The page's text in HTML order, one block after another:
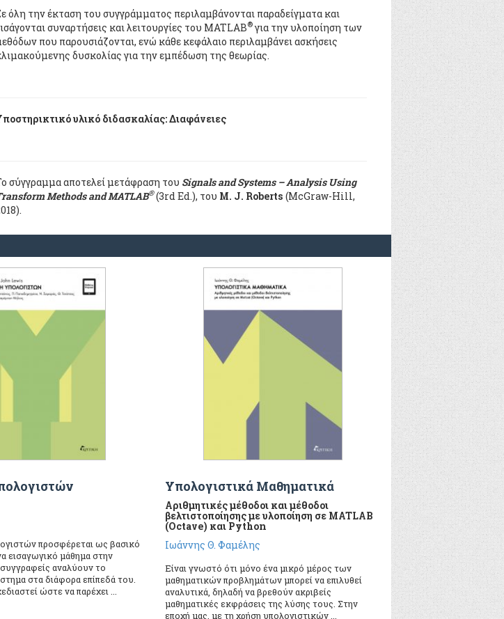
όλη την έκταση του συγγράμματος περιλαμβάνονται παραδείγματα και
συναρτήσεις και λειτουργίες του MATLAB®για την υλοποίηση των
που παρουσιάζονται, ενώ κάθε κεφάλαιο περιλαμβάνει ασκήσεις
δυσκολίας για την εμπέδωση της θεωρίας.
υλικό διδασκαλίας: Διαφάνειες
σύγγραμμα αποτελεί μετάφραση του Signals and Systems – Analysis Using
Methods and MATLAB® (3rd Ed.), του M. J. Roberts (McGraw-Hill,
προσφέρεται ως βασικό
εισαγωγικό μάθημα στην
αναλύουν το
στα διάφορα επίπεδά του.
ώστε να παρέχει ...
Υπολογιστικά Μαθηματικά
Αριθμητικές μέθοδοι και μέθοδοι
βελτιστοποίησης με υλοποίηση σε MATLAB
(Octave) και Python
Ιωάννης Θ. Φαμέλης
Είναι γνωστό ότι μόνο ένα μικρό μέρος των
μαθηματικών προβλημάτων μπορεί να επιλυθεί
αναλυτικά, δηλαδή να βρεθούν ακριβείς
μαθηματικές εκφράσεις της λύσης τους. Στην
εποχή μας, με τη χρήση υπολογιστικών ...